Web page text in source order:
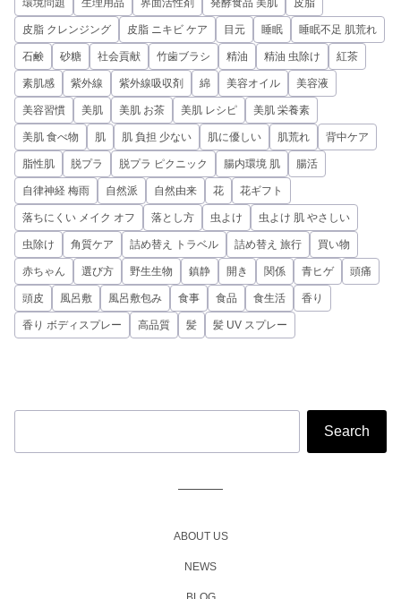
環境問題 生理用品 界面活性剤 発酵食品 美肌 皮脂
皮脂 クレンジング 皮脂 ニキビ ケア 目元 睡眠 睡眠不足 肌荒れ
石鹸 砂糖 社会貢献 竹歯ブラシ 精油 精油 虫除け 紅茶
素肌感 紫外線 紫外線吸収剤 綿 美容オイル 美容液
美容習慣 美肌 美肌 お茶 美肌 レシピ 美肌 栄養素
美肌 食べ物 肌 肌 負担 少ない 肌に優しい 肌荒れ 背中ケア
脂性肌 脱プラ 脱プラ ピクニック 腸内環境 肌 腸活
自律神経 梅雨 自然派 自然由来 花 花ギフト
落ちにくい メイク オフ 落とし方 虫よけ 虫よけ 肌 やさしい
虫除け 角質ケア 詰め替え トラベル 詰め替え 旅行 買い物
赤ちゃん 選び方 野生生物 鎮静 開き 関係 青ヒゲ 頭痛
頭皮 風呂敷 風呂敷包み 食事 食品 食生活 香り
香り ボディスプレー 高品質 髪 髪 UV スプレー
ABOUT US
NEWS